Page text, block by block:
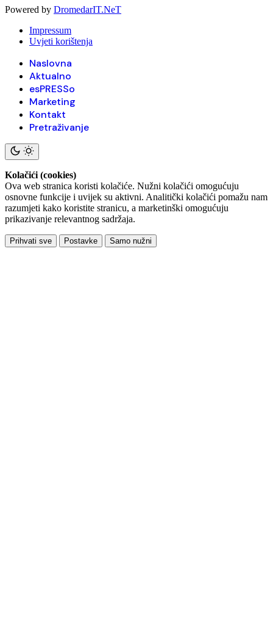
Powered by DromedarIT.NeT
Impressum
Uvjeti korištenja
Naslovna
Aktualno
esPRESSo
Marketing
Kontakt
Pretraživanje
Kolačići (cookies)
Ova web stranica koristi kolačiće. Nužni kolačići omogućuju
osnovne funkcije i uvijek su aktivni. Analitički kolačići pomažu nam
razumjeti kako koristite stranicu, a marketinški omogućuju
prikazivanje relevantnog sadržaja.
Prihvati sve Postavke Samo nužni